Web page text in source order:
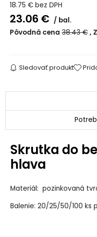
18.75 € bez DPH
23.06 €
bal.
Pôvodná cena 38.43€
Sledovať produkt
Skrutka do
hlava
Materiál: pozinkovaná
Balenie: 20/25/50/100 ks